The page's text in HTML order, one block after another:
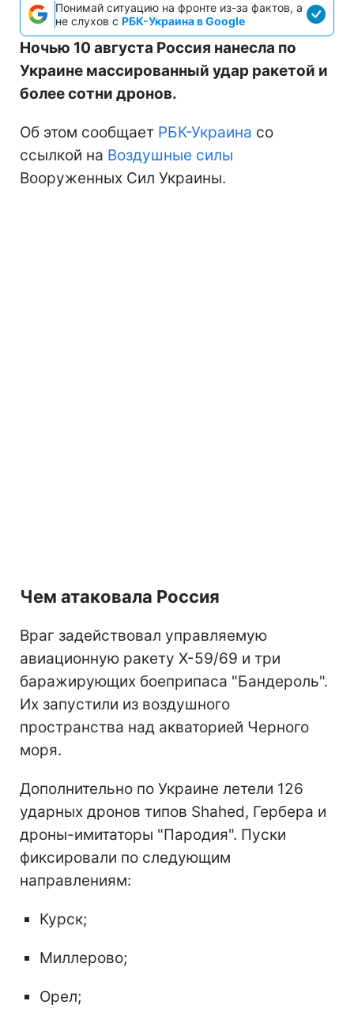
Понимай ситуацию на фронте из-за фактов, а
не слухов с РБК-Украина в Google
Ночью 10 августа Россия нанесла по
Украине массированный удар ракетой и
более сотни дронов.
Об этом сообщает РБК-Украина со
ссылкой на Воздушные силы
Вооруженных Сил Украины.
Чем атаковала Россия
Враг задействовал управляемую
авиационную ракету Х-59/69 и три
баражирующих боеприпаса "Бандероль".
Их запустили из воздушного
пространства над акваторией Черного
моря.
Дополнительно по Украине летели 126
ударных дронов типов Shahed, Гербера и
дроны-имитаторы "Пародия". Пуски
фиксировали по следующим
направлениям:
Курск;
Миллерово;
Орел;